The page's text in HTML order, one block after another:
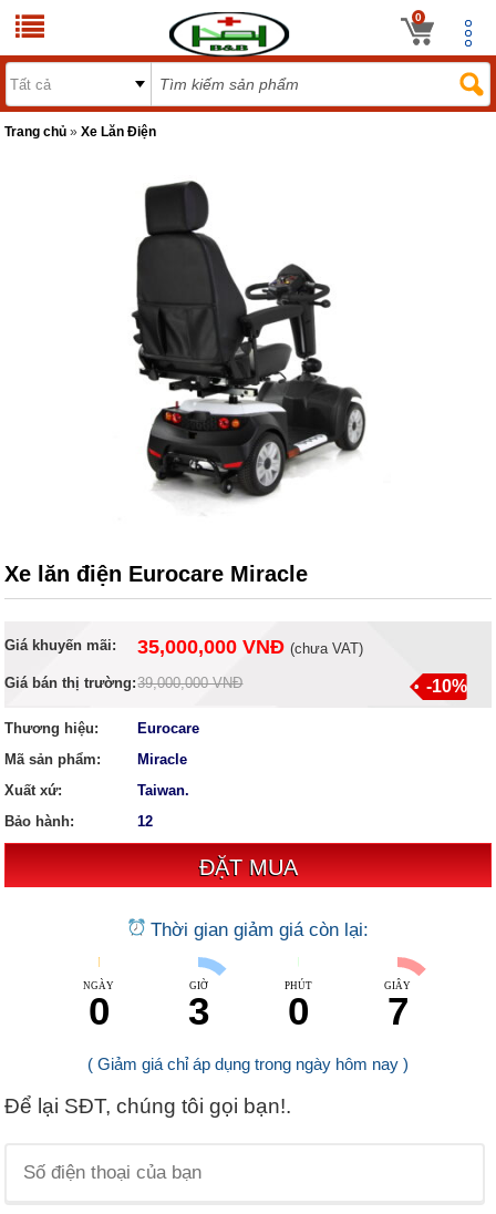
0
Trang chủ »Xe Lăn Điện
Xe lăn điện Eurocare Miracle
Giá khuyến mãi: 35,000,000 VNĐ (chưa VAT)
Giá bán thị trường:39,000,000 VNĐ -10%
Thương hiệu:
Eurocare
Mã sản phẩm:
Miracle
Xuất xứ:
Taiwan.
Bảo hành:
12
Thời gian giảm giá còn lại:
NGÀY
0
GIỜ
3
PHÚT
0
GIÂY
6
( Giảm giá chỉ áp dụng trong ngày hôm nay )
Để lại SĐT, chúng tôi gọi bạn!.